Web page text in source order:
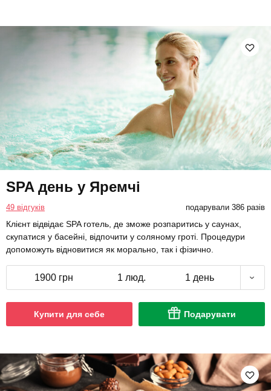
SPA день у Яремчі
49 відгуків подарували 386 разів
Клієнт відвідає SPA готель, де зможе розпаритись у саунах,
скупатися у басейні, відпочити у соляному гроті. Процедури
допоможуть відновитися як морально, так і фізично.
1900 грн 1 люд. 1 день
Купити для себе Подарувати